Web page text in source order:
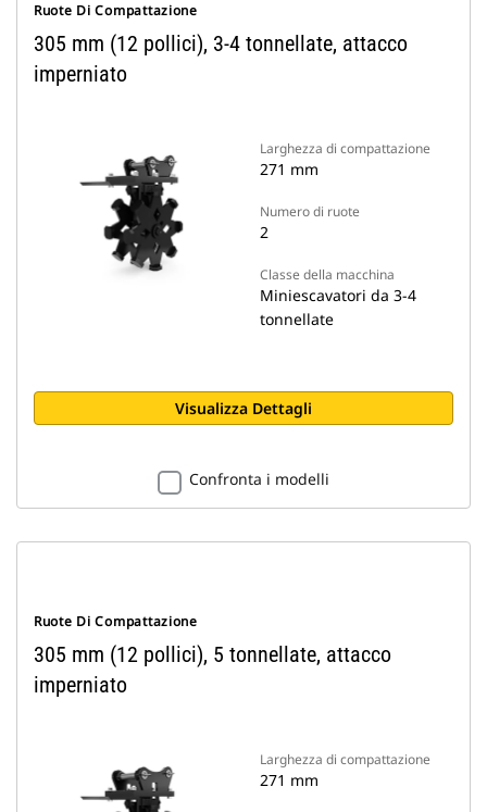
Ruote Di Compattazione
305 mm (12 pollici), 3-4 tonnellate, attacco
imperniato
Larghezza di compattazione
271 mm
Numero di ruote
2
Classe della macchina
Miniescavatori da 3-4
tonnellate
Visualizza Dettagli
Confronta i modelli
Ruote Di Compattazione
305 mm (12 pollici), 5 tonnellate, attacco
imperniato
Larghezza di compattazione
271 mm